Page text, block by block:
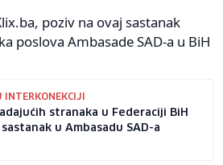
poziv na ovaj sastanak
poslova Ambasade SAD-a u BiH
INTERKONEKCIJI
stranaka u Federaciji BiH
u Ambasadu SAD-a